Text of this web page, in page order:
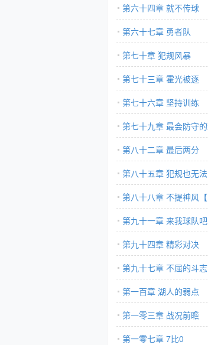
第六十四章 就不传球
第六十七章 勇者队
第七十章 犯规风暴
第七十三章 霍光被逐
第七十六章 坚持训练
第七十九章 最会防守
第八十二章 最后两分
第八十五章 犯规也无
第八十八章 不提神风
荐】
第九十一章 来我球队吧
第九十四章 精彩对决
第九十七章 不屈的斗志
第一百章 湖人的弱点
第一零三章 战况前瞻
第一零七章 7比0